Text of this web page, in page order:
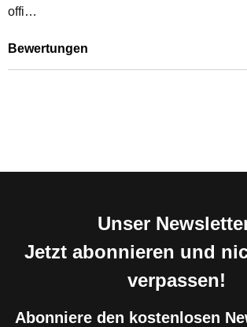
offi…
Bewertungen
Unser
Jetzt abonnieren und
verpassen!
Abonniere den kostenlosen